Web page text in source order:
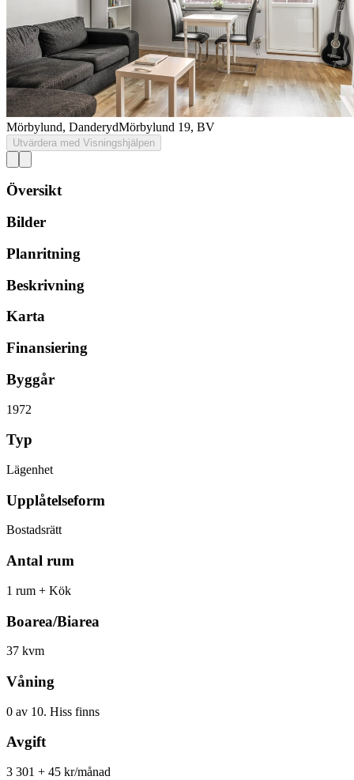
Mörbylund, DanderydMörbylund 19, BV
Utvärdera med Visningshjälpen
Översikt
Bilder
Planritning
Beskrivning
Karta
Finansiering
Byggår
1972
Typ
Lägenhet
Upplåtelseform
Bostadsrätt
Antal rum
1 rum + Kök
Boarea/Biarea
37 kvm
Våning
0 av 10. Hiss finns
Avgift
3 301 + 45 kr/månad